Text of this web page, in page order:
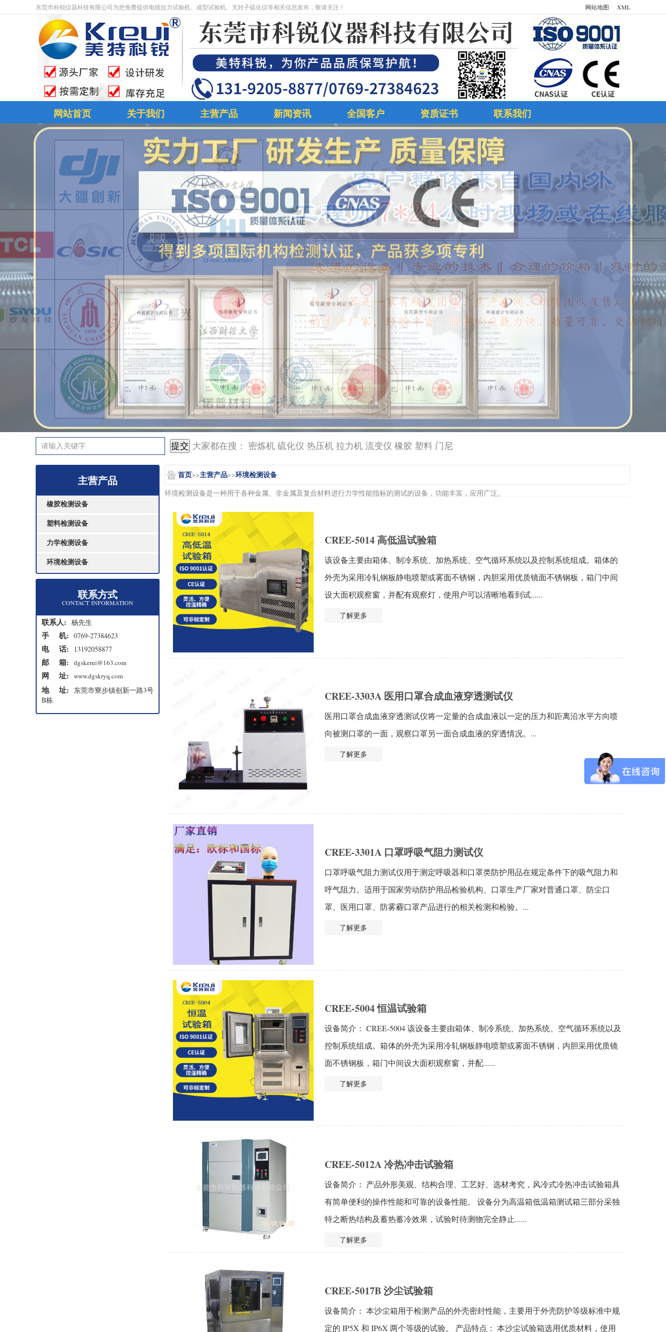
东莞市科锐仪器科技有限公司为您免费提供电线拉力试验机、成型试验机、无转子硫化仪等相关信息发布，敬请关注！ 网站地图 XML
网站首页 关于我们 主营产品 新闻资讯 全国客户 资质证书 联系我们
大家都在搜： 密炼机 硫化仪 热压机 拉力机 流变仪 橡胶 塑料 门尼
首页>>主营产品>>环境检测设备
环境检测设备是一种用于各种金属、非金属及复合材料进行力学性能指标的测试的设备，功能丰富，应用广泛。
CREE-5014 高低温试验箱
该设备主要由箱体、制冷系统、加热系统、空气循环系统以及控制系统组成。箱体的
外壳为采用冷轧钢板静电喷塑或雾面不锈钢，内胆采用优质镜面不锈钢板，箱门中间
设大面积观察窗，并配有观察灯，使用户可以清晰地看到试......
了解更多
CREE-3303A 医用口罩合成血液穿透测试仪
医用口罩合成血液穿透测试仪将一定量的合成血液以一定的压力和距离沿水平方向喷
向被测口罩的一面，观察口罩另一面合成血液的穿透情况。...
了解更多
CREE-3301A 口罩呼吸气阻力测试仪
口罩呼吸气阻力测试仪用于测定呼吸器和口罩类防护用品在规定条件下的吸气阻力和
呼气阻力。适用于国家劳动防护用品检验机构、口罩生产厂家对普通口罩、防尘口
罩、医用口罩、防雾霾口罩产品进行的相关检测和检验。...
了解更多
CREE-5004 恒温试验箱
设备简介： CREE-5004 该设备主要由箱体、制冷系统、加热系统、空气循环系统以及
控制系统组成。箱体的外壳为采用冷轧钢板静电喷塑或雾面不锈钢，内胆采用优质镜
面不锈钢板，箱门中间设大面积观察窗，并配......
了解更多
CREE-5012A 冷热冲击试验箱
设备简介： 产品外形美观、结构合理、工艺好、选材考究，风冷式冷热冲击试验箱具
有简单便利的操作性能和可靠的设备性能。 设备分为高温箱低温箱测试箱三部分采独
特之断热结构及蓄热蓄冷效果，试验时待测物完全静止......
了解更多
CREE-5017B 沙尘试验箱
设备简介： 本沙尘箱用于检测产品的外壳密封性能，主要用于外壳防护等级标准中规
定的 IP5X 和 IP6X 两个等级的试验。 产品特点： 本沙尘试验箱选用优质材料，使用
主营产品
橡胶检测设备
塑料检测设备
力学检测设备
环境检测设备
联系方式
CONTACT INFORMATION
联系人: 杨先生
手 机: 0769-27384623
电 话: 13192058877
邮 箱: dgskerui@163.com
网 址: www.dgskryq.com
地 址:
东莞市寮步镇创新一路3号
B栋